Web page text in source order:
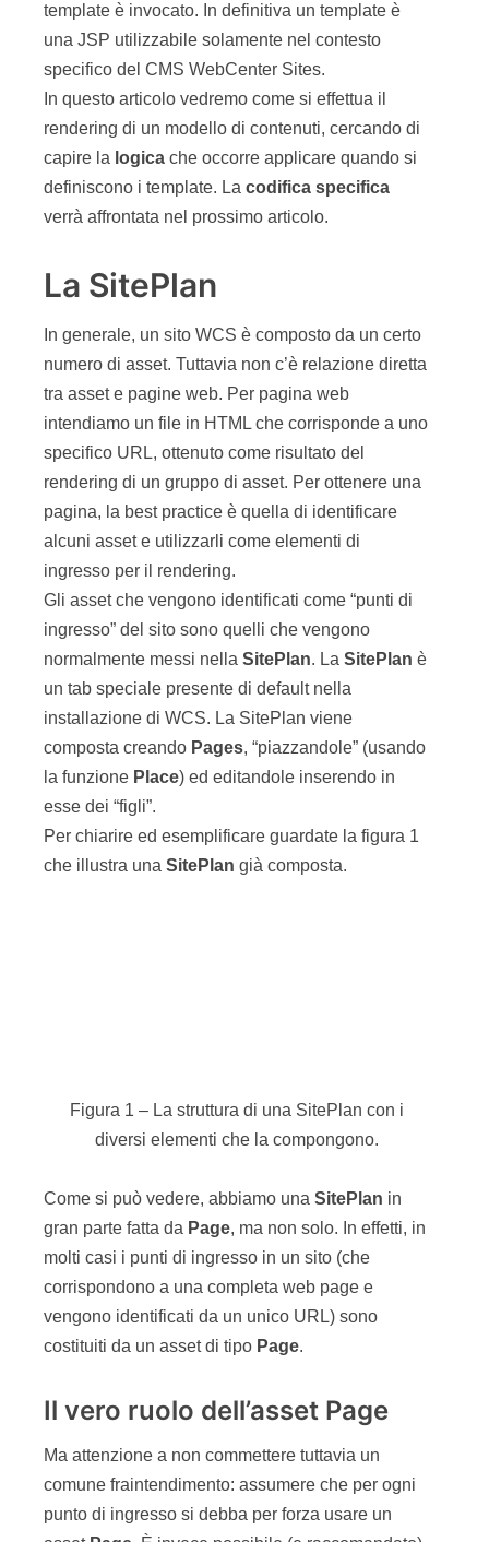
template è invocato. In definitiva un template è
una JSP utilizzabile solamente nel contesto
specifico del CMS WebCenter Sites.
In questo articolo vedremo come si effettua il
rendering di un modello di contenuti, cercando di
capire la logica che occorre applicare quando si
definiscono i template. La codifica specifica
verrà affrontata nel prossimo articolo.
La SitePlan
In generale, un sito WCS è composto da un certo
numero di asset. Tuttavia non c’è relazione diretta
tra asset e pagine web. Per pagina web
intendiamo un file in HTML che corrisponde a uno
specifico URL, ottenuto come risultato del
rendering di un gruppo di asset. Per ottenere una
pagina, la best practice è quella di identificare
alcuni asset e utilizzarli come elementi di
ingresso per il rendering.
Gli asset che vengono identificati come “punti di
ingresso” del sito sono quelli che vengono
normalmente messi nella SitePlan. La SitePlan è
un tab speciale presente di default nella
installazione di WCS. La SitePlan viene
composta creando Pages, “piazzandole” (usando
la funzione Place) ed editandole inserendo in
esse dei “figli”.
Per chiarire ed esemplificare guardate la figura 1
che illustra una SitePlan già composta.
molti casi i punti di ingresso in un sito (che
corrispondono a una completa web page e
costituiti da un asset di tipoPage.
Il vero ruolo dell’asset Page
Ma attenzione a non commettere tuttavia un
comune fraintendimento: assumere che per ogni
assetPage. È invece possibile (e raccomandato)
in grado di effettuare il
rendering di una pagina web prendendo come
punto di ingresso anche asset di tipo diverso da
Page.